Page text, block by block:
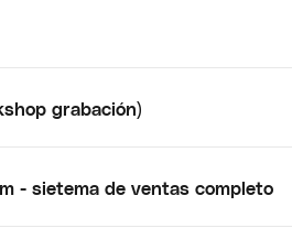
grabación)
- sietema de ventas completo